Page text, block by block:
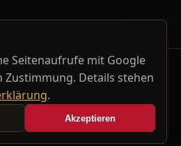
Cyrus Kriticus und
Geisteraufspührer Rafk
Profile und Genre-
Kontakt
Seitenaufrufe mit Google
Zustimmung. Details stehen
.
Akzeptieren